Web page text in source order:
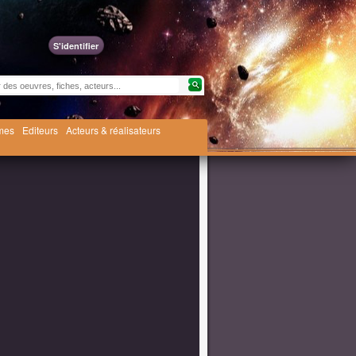
S'identifier
Editeurs Acteurs & réalisateurs